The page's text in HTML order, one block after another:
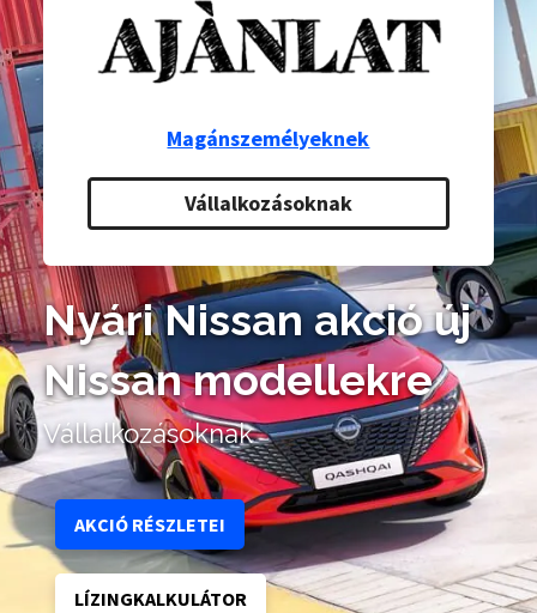
Magánszemélyeknek
Vállalkozásoknak
Nyári Nissan akcióúj
Nissan modellekre
Vállalkozásoknak
AKCIÓ RÉSZLETEI
LÍZINGKALKULÁTOR